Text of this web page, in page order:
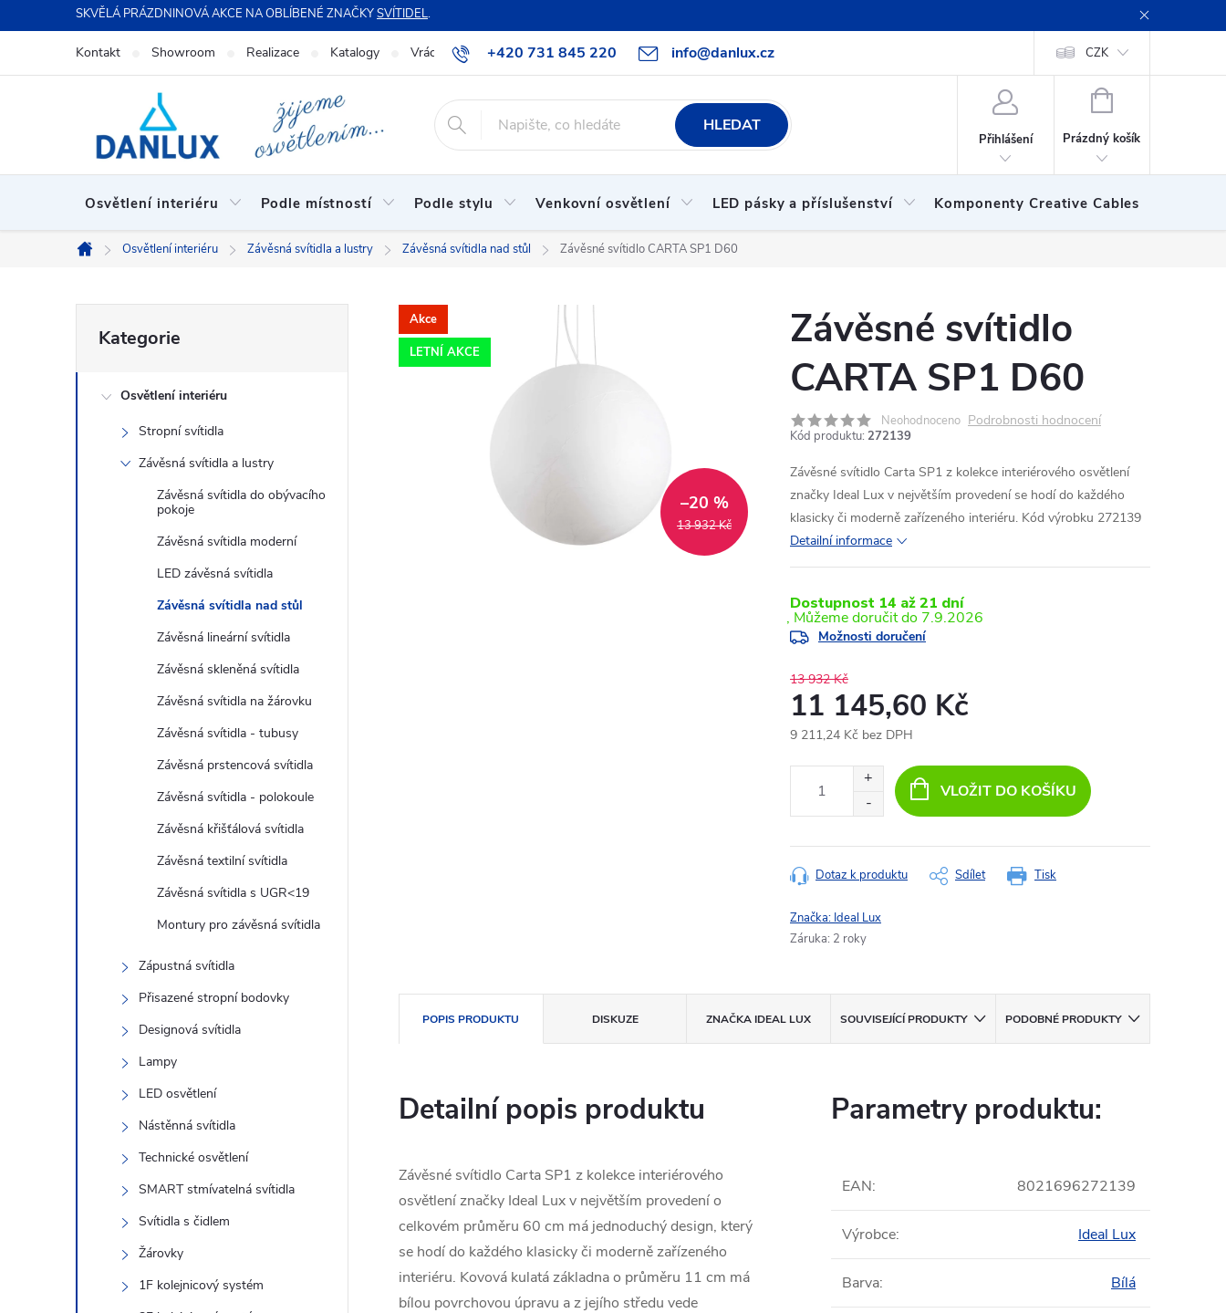
na
SKVĚLÁ PRÁZDNINOVÁ AKCE NA OBLÍBENÉ ZNAČKYSVÍTIDEL.
+420 731 845 220 info@danlux.cz
Kontakt Showroom Realizace Katalogy Vrácení zboží a reklamace O nás B2B spolupráce Hodnocení obchodu Podmínky ochrany
CZK
HLEDAT
Přihlášení
NÁKUPNÍ
Prázdný košík
Osvětlení interiéru Podle místností Podle stylu Venkovní osvětlení LED pásky a příslušenství Komponenty Creative Cables
Domů
Osvětlení interiéru Závěsná svítidla a lustry Závěsná svítidla nad stůl Závěsné svítidlo CARTA SP1 D60
o
kategorie
Kategorie
Osvětlení interiéru
Stropní svítidla
Závěsná svítidla a lustry
Závěsná svítidla do obývacího
pokoje
Závěsná svítidla moderní
LED závěsná svítidla
Závěsná svítidla nad stůl
Závěsná lineární svítidla
Závěsná skleněná svítidla
Závěsná svítidla na žárovku
Závěsná svítidla - tubusy
Závěsná prstencová svítidla
Závěsná svítidla - polokoule
Závěsná křišťálová svítidla
Závěsná textilní svítidla
Závěsná svítidla s UGR<19
Montury pro závěsná svítidla
Zápustná svítidla
Přisazené stropní bodovky
Designová svítidla
Lampy
LED osvětlení
Nástěnná svítidla
Technické osvětlení
SMART stmívatelná svítidla
Svítidla s čidlem
Žárovky
1F kolejnicový systém
Akce
LETNÍ AKCE
13 932 Kč
–20 %
Závěsné svítidlo
CARTA SP1 D60
Neohodnoceno Podrobnosti hodnocení
Kód produktu: 272139
Závěsné svítidlo Carta SP1 z kolekce interiérového osvětlení
značky Ideal Lux v největším provedení se hodí do každého
klasicky či moderně zařízeného interiéru. Kód výrobku 272139
Detailní informace
Dostupnost 14 až 21 dní
7.9.2026
Možnosti doručení
13 932 Kč
11 145,60 Kč
9 211,24 Kč bez DPH
VLOŽIT DO KOŠÍKU
Tisk
Dotaz k produktu Sdílet
Značka: Ideal Lux
Záruka: 2 roky
POPIS PRODUKTU DISKUZE ZNAČKA IDEAL LUX SOUVISEJÍCÍ PRODUKTY PODOBNÉ PRODUKTY
Detailní popis produktu
Závěsné svítidlo Carta SP1 z kolekce interiérového
osvětlení značky Ideal Lux v největším provedení o
celkovém průměru 60 cm má jednoduchý design, který
se hodí do každého klasicky či moderně zařízeného
interiéru. Kovová kulatá základna o průměru 11 cm má
bílou povrchovou úpravu a z jejího středu vede
Parametry produktu:
EAN: 8021696272139
Výrobce: Ideal Lux
Barva: Bílá